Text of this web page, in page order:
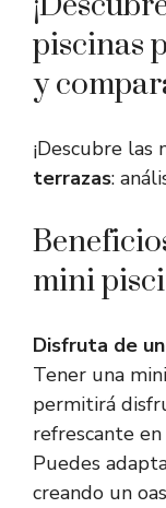
piscinas
y
¡Descubre las
terrazas:
mini
Disfruta de
Tener una
permitirá
refrescante
Puedes
creando un